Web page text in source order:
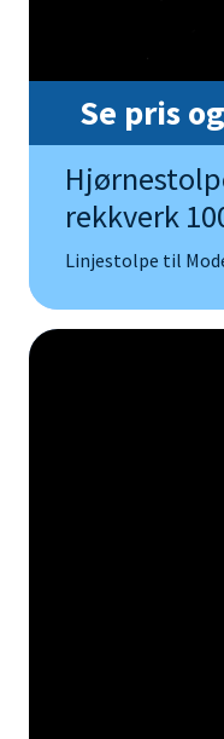
Se pris
rekkverk
Linjestolpe til